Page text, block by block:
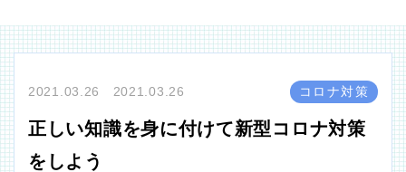
2021.03.26 2021.03.26 コロナ対策
正しい知識を身に付けて新型コロナ対策
をしよう